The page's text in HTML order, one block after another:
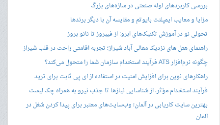
بررسی کاربردهای لوله صنعتی در سازه‌های بزرگ
مزایا و معایب ایمپلنت بایوتم و مقایسه آن با دیگر برندها
تحولی نو در آموزش تکنیک‌های ابرو: از فیبروز تا نانو بروز
راهنمای هتل های نزدیک معالی آباد شیراز؛ تجربه اقامتی راحت در قلب شیراز
چگونه نرم‌افزار ATS فرآیند استخدام سازمان شما را متحول می‌کند؟
راهکارهای نوین برای افزایش امنیت در استفاده از آی پی ثابت برای ترید
فرآیند استخدام مؤثر، از شناسایی نیازها تا جذب نیرو به همراه چک لیست
بهترین سایت کاریابی در آلمان؛ وب‌سایت‌های معتبر برای پیدا کردن شغل در
آلمان